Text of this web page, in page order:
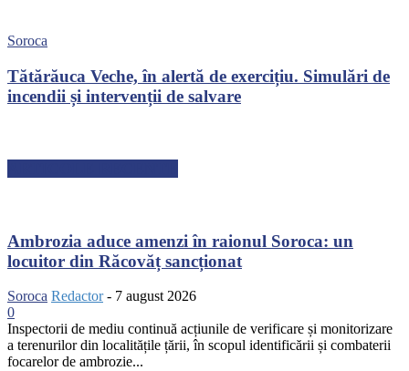
Soroca
Tătărăuca Veche, în alertă de exercițiu. Simulări de
incendii și intervenții de salvare
Ambrozia aduce amenzi în raionul Soroca: un
locuitor din Răcovăț sancționat
Soroca Redactor - 7 august 2026
0
Inspectorii de mediu continuă acțiunile de verificare și monitorizare
a terenurilor din localitățile țării, în scopul identificării și combaterii
focarelor de ambrozie...